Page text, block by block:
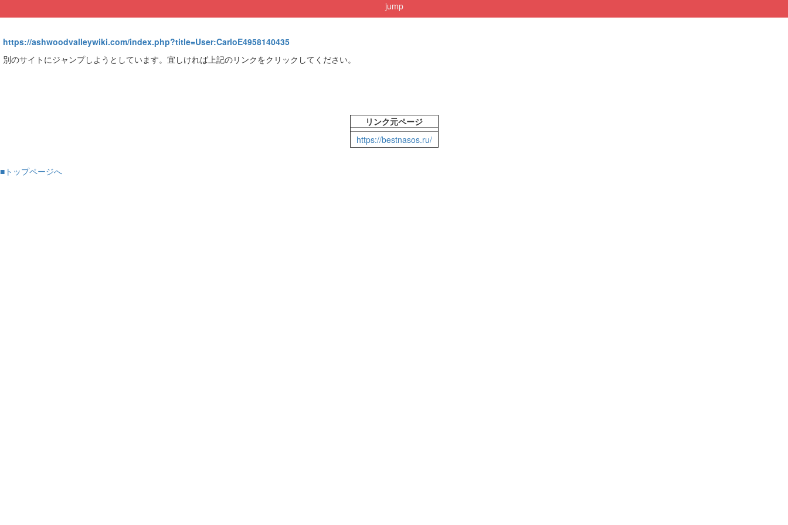
jump
https://ashwoodvalleywiki.com/index.php?title=User:CarloE4958140435
別のサイトにジャンプしようとしています。宜しければ上記のリンクをクリックしてください。
リンク元ページ
https://bestnasos.ru/
■トップページへ